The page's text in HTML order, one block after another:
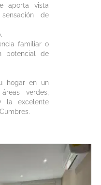
aporta vista
de
familiar o
potencial de
hogar en un
verdes,
la excelente